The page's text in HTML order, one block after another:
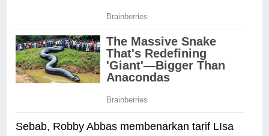
Sebab, Robby Abbas membenarkan tarif LIsa